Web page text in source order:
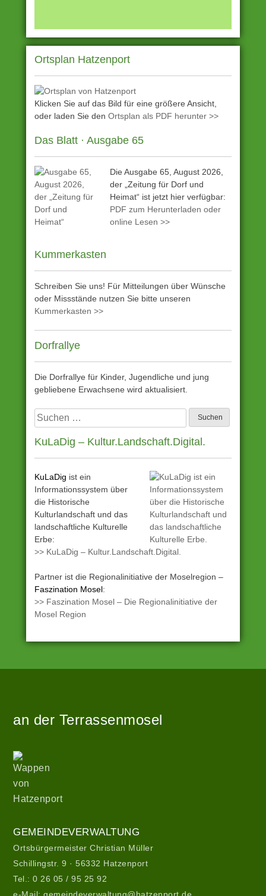
Ortsplan Hatzenport
Klicken Sie auf das Bild für eine größere Ansicht,
oder laden Sie den Ortsplan als PDF herunter >>
Das Blatt · Ausgabe 65
Die Ausgabe 65, August 2026,
der „Zeitung für Dorf und
Heimat“ ist jetzt hier verfügbar:
PDF zum Herunterladen oder
online Lesen >>
Kummerkasten
Schreiben Sie uns! Für Mitteilungen über Wünsche
oder Missstände nutzen Sie bitte unseren
Kummerkasten >>
Dorfrallye
Die Dorfrallye für Kinder, Jugendliche und jung
gebliebene Erwachsene wird aktualisiert.
Suchen
nach:
KuLaDig – Kultur.Landschaft.Digital.
KuLaDig ist ein
Informationssystem über
die Historische
Kulturlandschaft und das
landschaftliche Kulturelle
Erbe:
>> KuLaDig – Kultur.Landschaft.Digital.
Partner ist die Regionalinitiative der Moselregion –
Faszination Mosel:
>> Faszination Mosel – Die Regionalinitiative der
Mosel Region
|
von
Stefan
Barth
an der Terrassenmosel
Wappen
von
Gemeindeverwaltung
GEMEINDEVERWALTUNG
Ortsbürgermeister Christian Müller
Schillingstr. 9 · 56332 Hatzenport
Tel.:0 26 05 / 95 25 92